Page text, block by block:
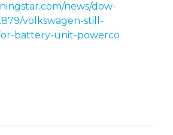
news/dow-
volkswagen-still-
battery-unit-powerco